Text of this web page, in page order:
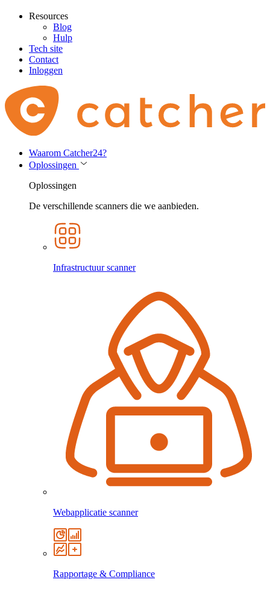
Resources
Blog
Hulp
Tech site
Contact
Inloggen
Waarom Catcher24?
Oplossingen
Oplossingen
De verschillende scanners die we aanbieden.
Infrastructuur scanner
Webapplicatie scanner
Rapportage & Compliance